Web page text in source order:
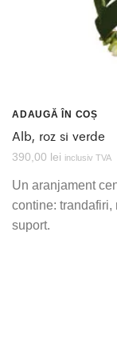
ADAUGĂ ÎN COȘ
Alb, roz si verde
390,00 lei inclusiv TVA
Un aranjament
contine: trandafiri,
suport.